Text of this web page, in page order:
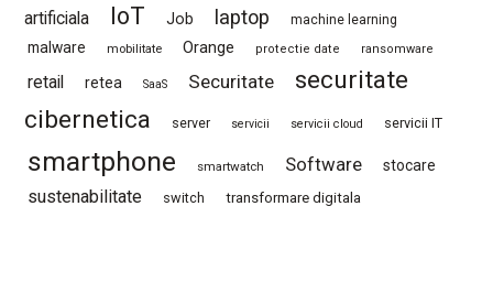
artificiala
IoT Job laptop machine learning
malware mobilitate Orange protectie date ransomware
retail retea SaaS Securitate
securitate
cibernetica
server servicii servicii cloud servicii IT
smartphone smartwatch Software stocare
sustenabilitate switch transformare digitala